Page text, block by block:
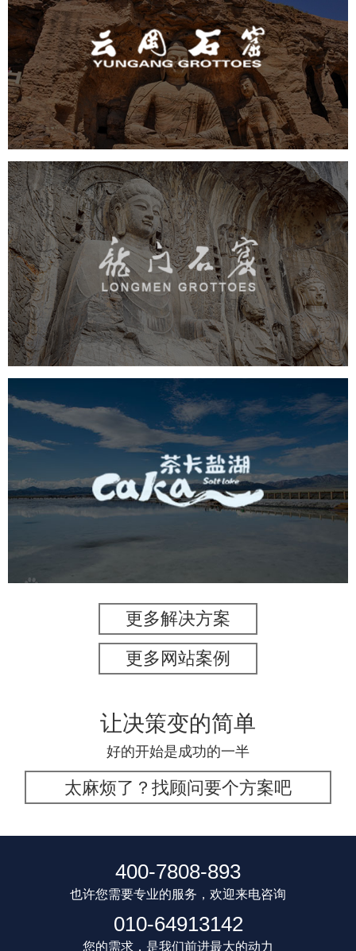
旅游休闲 景区网站建设 品牌官网
网页设计
景区
龙门石窟
旅游休闲 景区网站建设 品牌官网 网页设计
茶卡盐湖
更多解决方案
更多网站案例
让决策变的简单
好的开始是成功的一半
太麻烦了？找顾问要个方案吧
400-7808-893
也许您需要专业的服务，欢迎来电咨询
010-64913142
您的需求，是我们前进最大的动力